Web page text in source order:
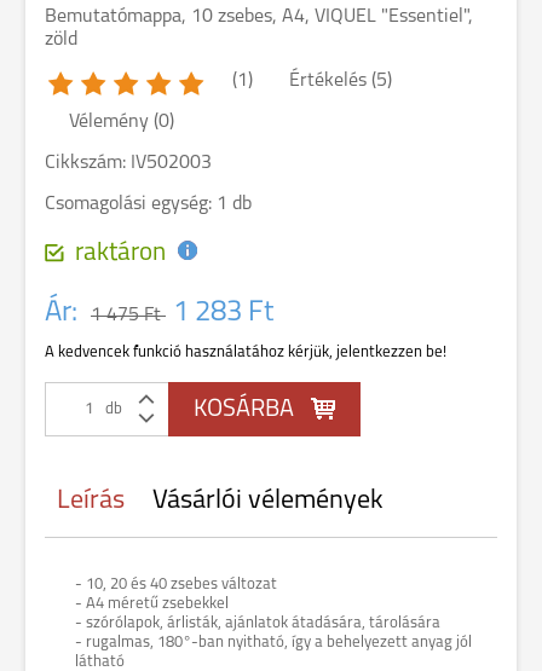
Bemutatómappa, 10 zsebes, A4, VIQUEL "Essentiel",
zöld
(1) Értékelés (5)
Vélemény (0)
Cikkszám: IV502003
Csomagolási egység: 1 db
raktáron
Ár: 1 475 Ft 1 283 Ft
A kedvencek funkció használatához kérjük, jelentkezzen be!
db
Leírás Vásárlói vélemények
- 10, 20 és 40 zsebes változat
- A4 méretű zsebekkel
- szórólapok, árlisták, ajánlatok átadására, tárolására
- rugalmas, 180°-ban nyitható, így a behelyezett anyag jól
látható